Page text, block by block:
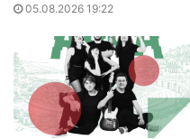
05.08.2026 19:22